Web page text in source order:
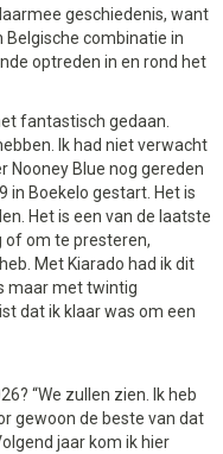
geschiedenis, want
Belgische combinatie in
optreden in en rond het
fantastisch gedaan.
Ik had niet verwacht
Nooney Blue nog gereden
in Boekelo gestart. Het is
Het is een van de laatste
of om te presteren,
Met Kiarado had ik dit
maar met twintig
dat ik klaar was om een
“We zullen zien. Ik heb
gewoon de beste van dat
jaar kom ik hier